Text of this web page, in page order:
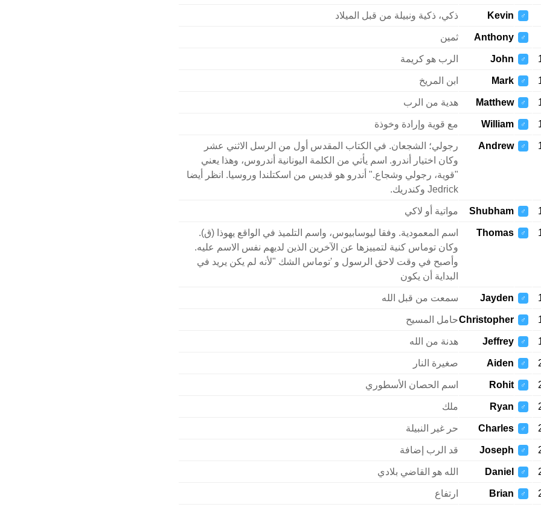
♂
Kevin ذكي، ذكية ونبيلة من قبل الميلاد
♂
Anthony ثمين
♂
John الرب هو كريمة
♂
Mark ابن المريخ
♂
Matthew هدية من الرب
♂
William مع قوية وإرادة وخوذة
♂
Andrew
رجولي؛ الشجعان. في الكتاب المقدس أول من الرسل الاثني عشر
وكان اختيار أندرو. اسم يأتي من الكلمة اليونانية أندروس، وهذا يعني
"قوية، رجولي وشجاع." أندرو هو قديس من اسكتلندا وروسيا. انظر أيضا
Jedrick وكندريك.
♂
Shubham مواتية أو لاكي
♂
Thomas
اسم المعمودية. وفقا ليوسابيوس، واسم التلميذ في الواقع يهوذا (ق).
وكان توماس كنية لتمييزها عن الآخرين الذين لديهم نفس الاسم عليه.
وأصبح في وقت لاحق الرسول و 'توماس الشك "لأنه لم يكن يريد في
البداية أن يكون
♂
Jayden سمعت من قبل الله
♂
Christopherحامل المسيح
♂
Jeffrey هدنة من الله
♂
Aiden صغيرة النار
♂
Rohit اسم الحصان الأسطوري
♂
Ryan ملك
♂
Charles حر غير النبيلة
♂
Joseph قد الرب إضافة
♂
Daniel الله هو القاضي بلادي
♂
Brian ارتفاع